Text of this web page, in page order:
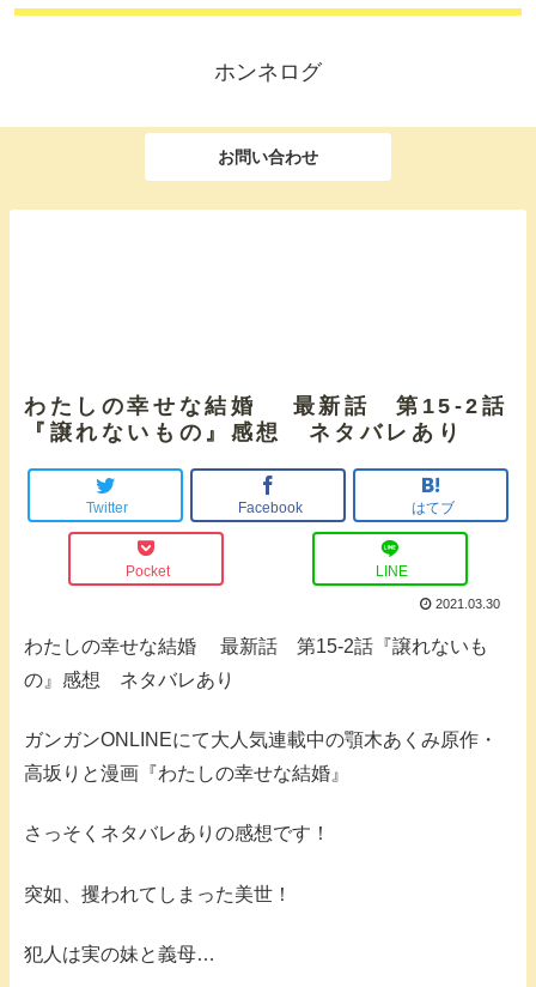
ホンネログ
お問い合わせ
わたしの幸せな結婚 最新話 第15-2話
『譲れないもの』感想 ネタバレあり
Twitter Facebook はてブ
Pocket LINE
2021.03.30
わたしの幸せな結婚 最新話 第15-2話『譲れないも
の』感想 ネタバレあり
ガンガンONLINEにて大人気連載中の顎木あくみ原作・
高坂りと漫画『わたしの幸せな結婚』
さっそくネタバレありの感想です！
突如、攫われてしまった美世！
犯人は実の妹と義母…